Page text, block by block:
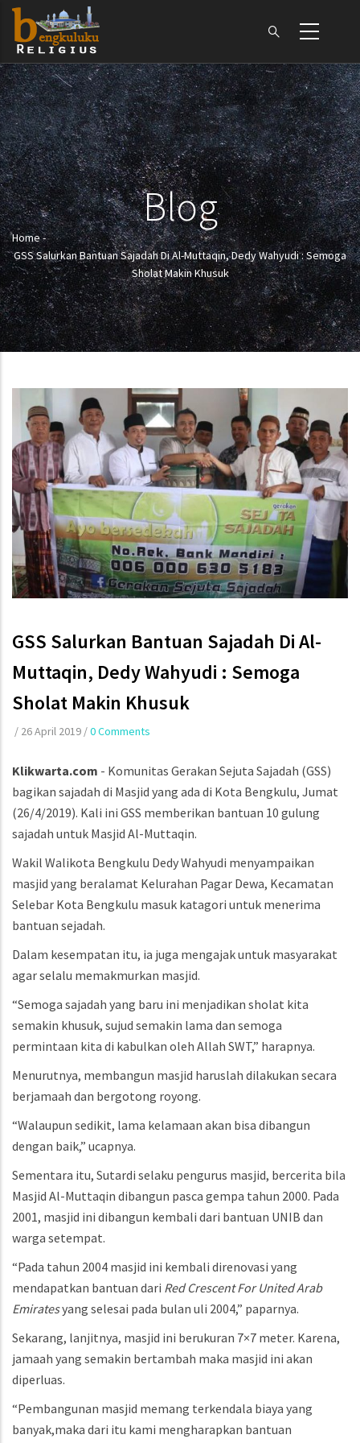
Skip
main
content
Blog
Breadcrumb
Home-
GSS Salurkan Bantuan Sajadah Di Al-Muttaqin, Dedy Wahyudi : Semoga
Sholat Makin Khusuk
GSS Salurkan Bantuan Sajadah Di Al-
Muttaqin, Dedy Wahyudi : Semoga
Sholat Makin Khusuk
/ 26 April 2019 /0 Comments
Klikwarta.com - Komunitas Gerakan Sejuta Sajadah (GSS)
bagikan sajadah di Masjid yang ada di Kota Bengkulu, Jumat
(26/4/2019). Kali ini GSS memberikan bantuan 10 gulung
sajadah untuk Masjid Al-Muttaqin.
Wakil Walikota Bengkulu Dedy Wahyudi menyampaikan
masjid yang beralamat Kelurahan Pagar Dewa, Kecamatan
Selebar Kota Bengkulu masuk katagori untuk menerima
bantuan sejadah.
Dalam kesempatan itu, ia juga mengajak untuk masyarakat
agar selalu memakmurkan masjid.
“Semoga sajadah yang baru ini menjadikan sholat kita
semakin khusuk, sujud semakin lama dan semoga
permintaan kita di kabulkan oleh Allah SWT,” harapnya.
Menurutnya, membangun masjid haruslah dilakukan secara
berjamaah dan bergotong royong.
“Walaupun sedikit, lama kelamaan akan bisa dibangun
dengan baik,” ucapnya.
Sementara itu, Sutardi selaku pengurus masjid, bercerita bila
Masjid Al-Muttaqin dibangun pasca gempa tahun 2000. Pada
2001, masjid ini dibangun kembali dari bantuan UNIB dan
warga setempat.
“Pada tahun 2004 masjid ini kembali direnovasi yang
mendapatkan bantuan dari Red Crescent For United Arab
Emiratesyang selesai pada bulan uli 2004,” paparnya.
Sekarang, lanjitnya, masjid ini berukuran 7×7 meter. Karena,
jamaah yang semakin bertambah maka masjid ini akan
diperluas.
“Pembangunan masjid memang terkendala biaya yang
banyak,maka dari itu kami mengharapkan bantuan